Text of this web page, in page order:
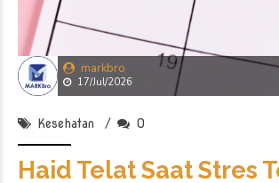
Kesehatan
Masih Muda Tapi
Impotensi Bisa Jadi
Kebiasaan Ini!
berusia lanjut. Padahal, kondisi ini juga bisa terjadi
masih muda. Selain dipengaruhi oleh penyakit